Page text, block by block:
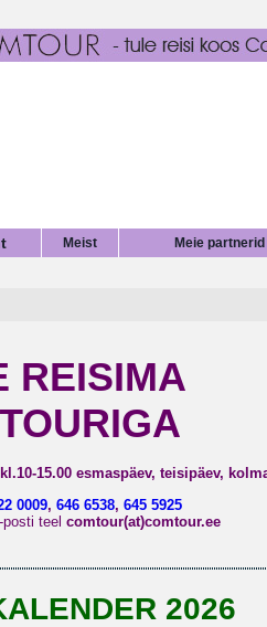
Meist Meie partnerid
REISIMA
15.00 esmaspäev, teisipäev,
0009, 646 6538, 645 5925
posti teel comtour(at)comtour.ee
2026